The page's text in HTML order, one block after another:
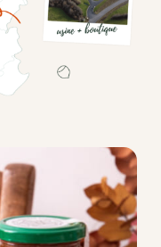
poudre
Fruits
secs
Mélanges
apéritifs
Tartinables
apéritifs